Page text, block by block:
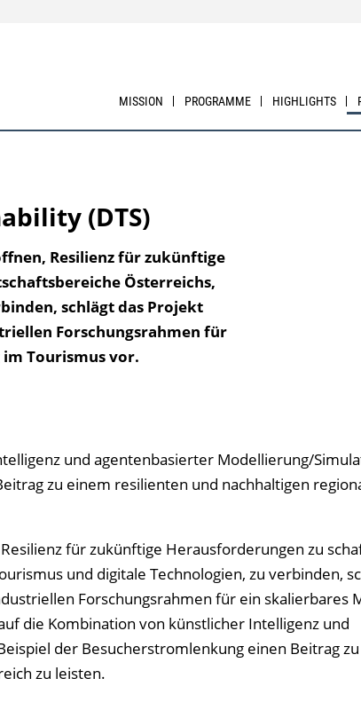
MISSION PROGRAMME HIGHLIGHTS
(DTS)
Resilienz für zukünftige
Österreichs,
schlägt das Projekt
Forschungsrahmen für
Tourismus vor.
und agentenbasierter Modellierung/
zu einem resilienten und nachhaltigen
für zukünftige Herausforderungen zu
und digitale Technologien, zu verbinden,
Forschungsrahmen für ein skalierbares
die Kombination von künstlicher Intelligenz und
der Besucherstromlenkung einen Beitrag
zu leisten.